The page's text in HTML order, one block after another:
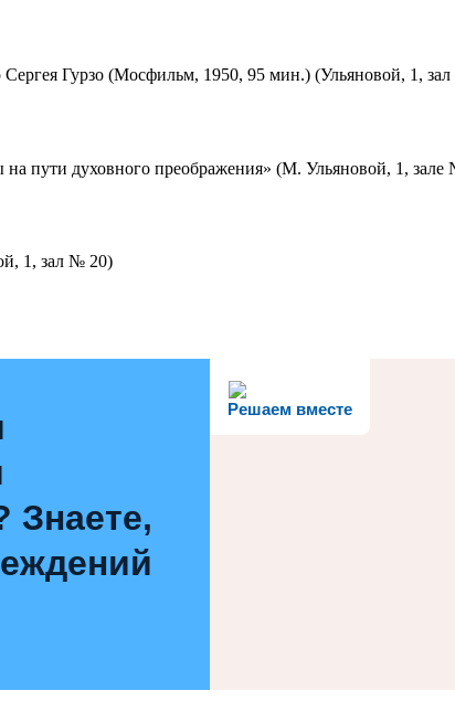
Гурзо (Мосфильм, 1950, 95 мин.) (Ульяновой, 1,
пути духовного преображения» (М. Ульяновой, 1, зале
1, зал № 20)
Решаем вместе
Знаете,